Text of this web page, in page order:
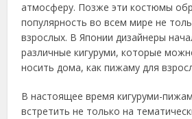
атмосферу. Позже эти костюмы
популярность во всем мире не
взрослых. В Японии дизайнеры
различные кигуруми, которые
носить дома, как пижаму для
В настоящее время кигуруми-
встретить не только на